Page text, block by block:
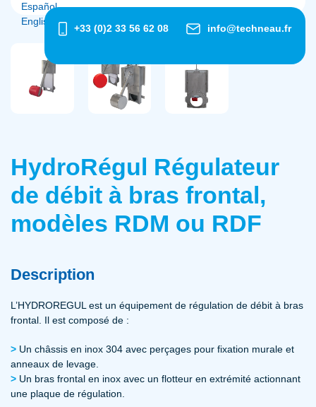
Español
English
+33 (0)2 33 56 62 08 info@techneau.fr
HydroRégul Régulateur
de débit à bras frontal,
modèles RDM ou RDF
Description
L’HYDROREGUL est un équipement de régulation de débit à bras
frontal. Il est composé de :
Un châssis en inox 304 avec perçages pour fixation murale et
anneaux de levage.
Un bras frontal en inox avec un flotteur en extrémité actionnant
une plaque de régulation.